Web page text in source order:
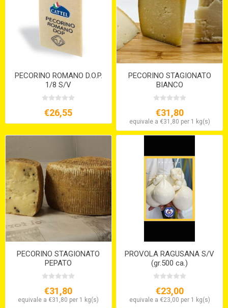
PECORINO ROMANO D.O.P.
1/8 S/V
€26,55
PECORINO STAGIONATO
BIANCO
€31,80
equivale a €31,80 per 1 kg(s)
PECORINO STAGIONATO
PEPATO
€31,80
equivale a €31,80 per 1 kg(s)
PROVOLA RAGUSANA S/V
(gr.500 ca.)
€23,00
equivale a €23,00 per 1 kg(s)